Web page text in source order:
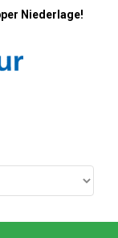
Niederlage!